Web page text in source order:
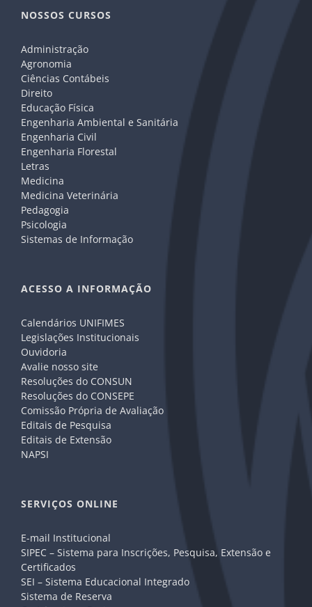
NOSSOS CURSOS
Administração
Agronomia
Ciências Contábeis
Direito
Educação Física
Engenharia Ambiental e Sanitária
Engenharia Civil
Engenharia Florestal
Letras
Medicina
Medicina Veterinária
Pedagogia
Psicologia
Sistemas de Informação
ACESSO A INFORMAÇÃO
Calendários UNIFIMES
Legislações Institucionais
Ouvidoria
Avalie nosso site
Resoluções do CONSUN
Resoluções do CONSEPE
Comissão Própria de Avaliação
Editais de Pesquisa
Editais de Extensão
NAPSI
SERVIÇOS ONLINE
E-mail Institucional
SIPEC – Sistema para Inscrições, Pesquisa, Extensão e
Certificados
SEI – Sistema Educacional Integrado
Sistema de Reserva